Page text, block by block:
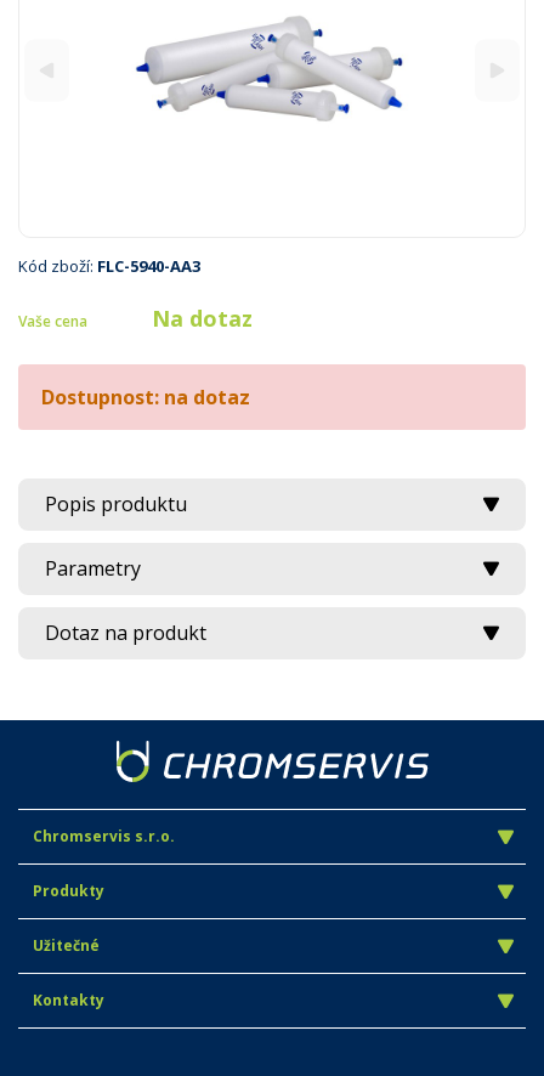
Kód zboží: FLC-5940-AA3
Vaše cena Na dotaz
Dostupnost: na dotaz
Popis produktu
Parametry
Dotaz na produkt
Chromservis s.r.o.
Produkty
Užitečné
Kontakty